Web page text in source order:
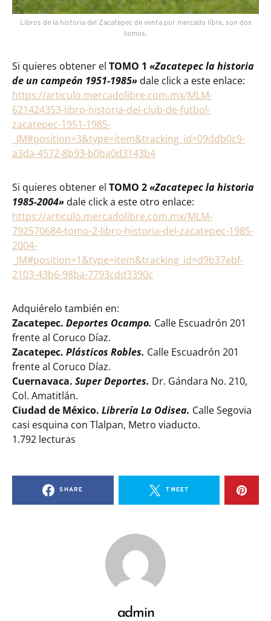
Libros de la historia del Zacatepec de venta por mercado libre, son dos
tomos.
Si quieres obtener el TOMO 1 «Zacatepec la historia
de un campeón 1951-1985» dale click a este enlace:
https://articulo.mercadolibre.com.mx/MLM-
621424353-libro-historia-del-club-de-futbol-
zacatepec-1951-1985-
_JM#position=3&type=item&tracking_id=09ddb0c9-
a3da-4572-8b93-b0ba0d3143b4
Si quieres obtener el TOMO 2«Zacatepec la historia
1985-2004» dale click a este otro enlace:
https://articulo.mercadolibre.com.mx/MLM-
792570684-tomo-2-libro-historia-del-zacatepec-1985-
2004-
_JM#position=1&type=item&tracking_id=d9b37ebf-
2103-43b6-98ba-7793cdd3390c
Adquiérelo también en:
Zacatepec. Deportes Ocampo. Calle Escuadrón 201
frente al Coruco Díaz.
Zacatepec. Plásticos Robles. Calle Escuadrón 201
frente al Coruco Díaz.
Cuernavaca. Super Deportes. Dr. Gándara No. 210,
Col. Amatitlán.
Ciudad de México. Librería La Odisea. Calle Segovia
casi esquina con Tlalpan, Metro viaducto.
1.792 lecturas
SHARE TWEET
admin